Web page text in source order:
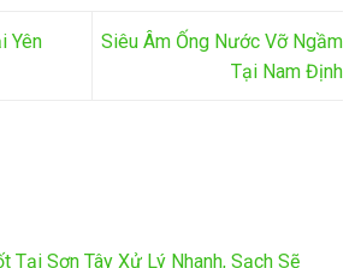
Yên
Siêu Âm Ống Nước Vỡ Ngầm
Tại Nam Định
Tại Sơn Tây Xử Lý Nhanh, Sạch Sẽ